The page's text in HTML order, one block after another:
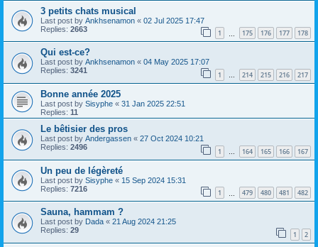
3 petits chats musical
Last post by Ankhsenamon « 02 Jul 2025 17:47
Replies: 2663 1 175 176 177 178
Qui est-ce?
Last post by Ankhsenamon « 04 May 2025 17:07
Replies: 3241 1 … 214 215 216 217
Bonne année 2025
Last post by Sisyphe « 31 Jan 2025 22:51
Replies: 11
Le bêtisier des pros
Last post by Andergassen « 27 Oct 2024 10:21
Replies: 2496 1 … 164 165 166 167
Un peu de légèreté
Last post by Sisyphe « 15 Sep 2024 15:31
Replies: 7216 1 479 480 481 482
Sauna, hammam ?
Last post by Dada « 21 Aug 2024 21:25
Replies: 29 1 2